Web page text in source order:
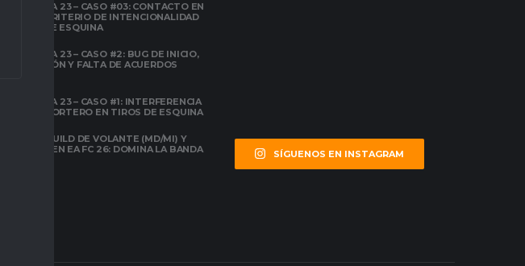
TEMPORADA 23 – CASO #03: CONTACTO EN
EL ÁREA Y CRITERIO DE INTENCIONALIDAD
EN TIROS DE ESQUINA
TEMPORADA 23 – CASO #2: BUG DE INICIO,
DESCONEXIÓN Y FALTA DE ACUERDOS
TEMPORADA 23 – CASO #1: INTERFERENCIA
ILEGAL AL PORTERO EN TIROS DE ESQUINA
LA MEJOR BUILD DE VOLANTE (MD/MI) Y
CARRILERO EN EA FC 26: DOMINA LA BANDA
SÍGUENOS EN INSTAGRAM